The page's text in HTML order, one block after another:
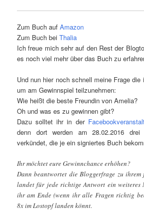
Zum Buch aufAmazon
Zum Buch beiThalia
Ich freue mich sehr auf den Rest der
es noch viel mehr über das Buch zu
Und nun hier noch schnell meine Frage
um am Gewinnspiel teilzunehmen:
Wie heißt die beste Freundin von Amelia?
Oh und was es zu gewinnen gibt?
Dazu solltet ihr in der
denn dort werden am 28.02.2016 drei
verkündet, die je ein signiertes Buch
Ihr möchtet eure Gewinnchance erhöhen?
Dann beantwortet die Bloggerfrage zu
landet für jede richtige Antwort ein weiteres
ihr am Ende (wenn ihr alle Fragen richtig
8x im Lostopf landen könnt.